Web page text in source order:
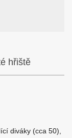
hřiště
diváky (cca 50),